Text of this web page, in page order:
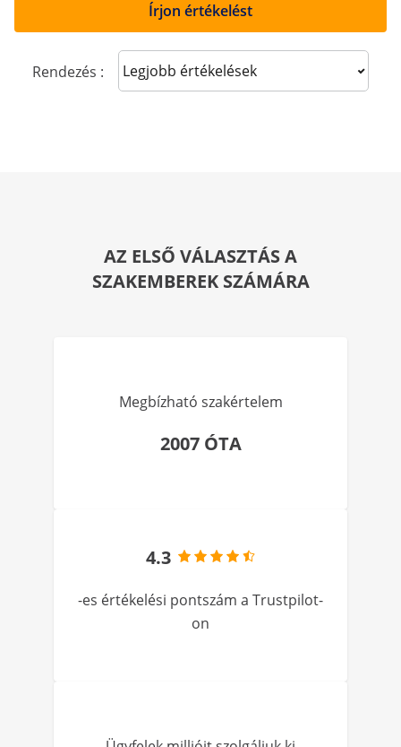
Írjon értékelést
Rendezés : Sort reviews
AZ ELSŐ VÁLASZTÁS A
SZAKEMBEREK SZÁMÁRA
Megbízható szakértelem
2007 ÓTA
4.3
-es értékelési pontszám a Trustpilot-
on